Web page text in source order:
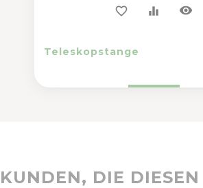
favorite_border equalizer visibility
Teleskopstange
KUNDEN, DIE